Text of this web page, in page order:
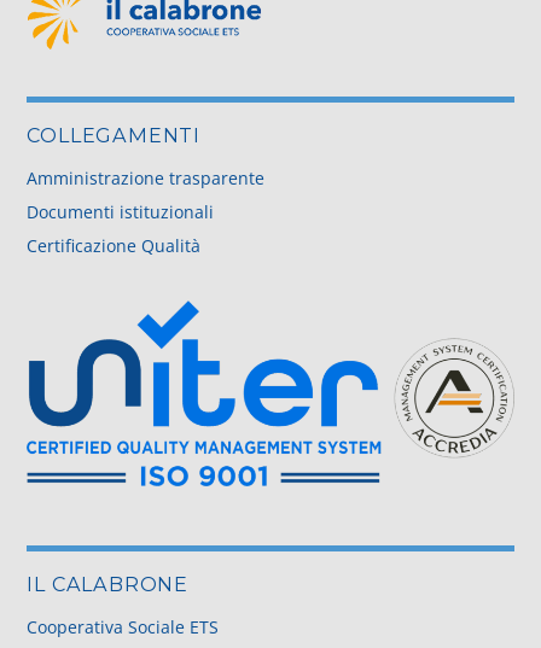
COLLEGAMENTI
Amministrazione trasparente
Documenti istituzionali
Certificazione Qualità
IL CALABRONE
Cooperativa Sociale ETS